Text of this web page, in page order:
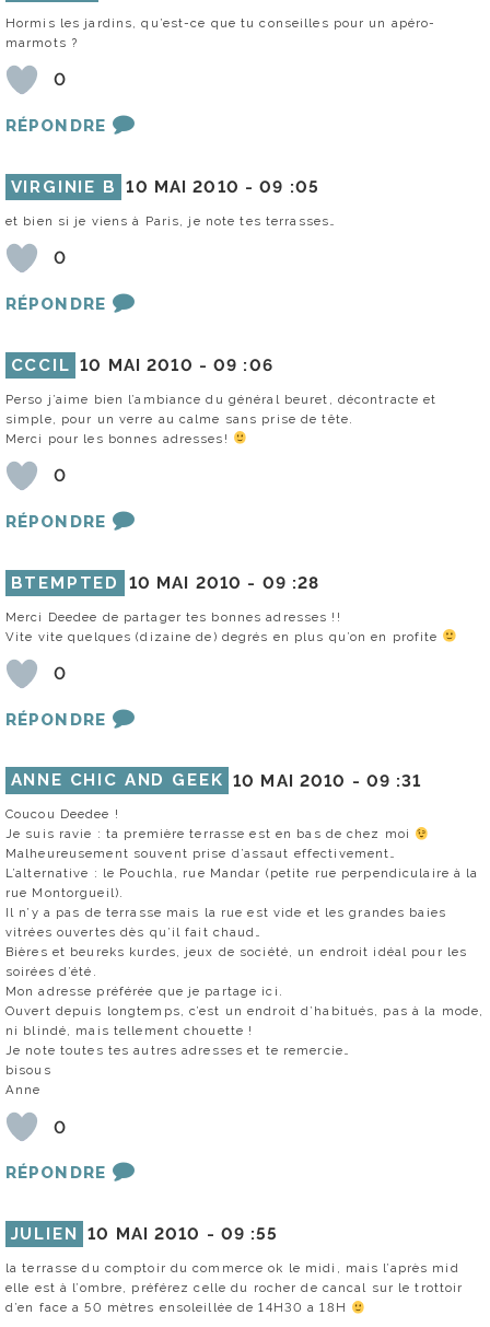
Hormis les jardins, qu’est-ce que tu conseilles pour un apéro-
marmots ?
0
RÉPONDRE
VIRGINIE B 10 MAI 2010 -09 :05
et bien si je viens à Paris, je note tes terrasses…
0
RÉPONDRE
CCCIL 10 MAI 2010 -09 :06
Perso j’aime bien l’ambiance du général beuret, décontracte et
simple, pour un verre au calme sans prise de tête.
Merci pour les bonnes adresses!
0
RÉPONDRE
BTEMPTED 10 MAI 2010 - 09 :28
Merci Deedee de partager tes bonnes adresses !!
Vite vite quelques (dizaine de) degrés en plus qu’on en profite
0
RÉPONDRE
ANNE CHIC AND GEEK 10 MAI 2010 - 09 :31
Coucou Deedee !
Je suis ravie : ta première terrasse est en bas de chez moi
Malheureusement souvent prise d’assaut effectivement…
L’alternative : le Pouchla, rue Mandar (petite rue perpendiculaire à la
rue Montorgueil).
Il n’y a pas de terrasse mais la rue est vide et les grandes baies
vitrées ouvertes dès qu’il fait chaud…
Bières et beureks kurdes, jeux de société, un endroit idéal pour les
soirées d’été.
Mon adresse préférée que je partage ici.
Ouvert depuis longtemps, c’est un endroit d’habitués, pas à la mode,
ni blindé, mais tellement chouette !
Je note toutes tes autres adresses et te remercie…
bisous
Anne
0
RÉPONDRE
JULIEN 10 MAI 2010 - 09 :55
la terrasse du comptoir du commerce ok le midi, mais l’après mid
elle est à l’ombre, préférez celle du rocher de cancal sur le trottoir
d’en face a 50 mètres ensoleillée de 14H30 a 18H